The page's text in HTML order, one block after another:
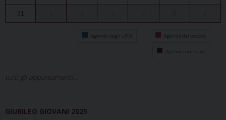
31
Agenda degli uffici Agenda del vescovo
Agenda diocesana
tutti gli appuntamenti...
GIUBILEO GIOVANI 2025